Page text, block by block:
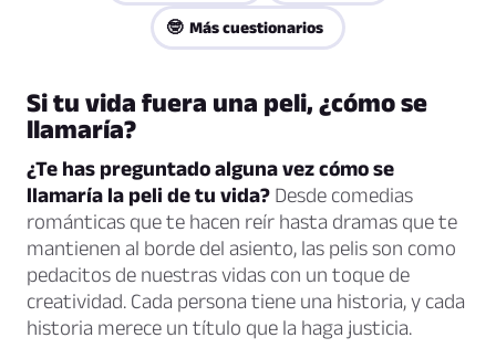
🤓 Más cuestionarios
Si tu vida fuera una peli, ¿cómo se
llamaría?
¿Te has preguntado alguna vez cómo se
llamaría la peli de tu vida? Desde comedias
románticas que te hacen reír hasta dramas que te
mantienen al borde del asiento, las pelis son como
pedacitos de nuestras vidas con un toque de
creatividad. Cada persona tiene una historia, y cada
historia merece un título que la haga justicia.